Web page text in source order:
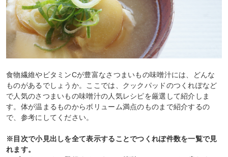
食物繊維やビタミンCが豊富なさつまいもの味噌汁には、どんな
ものがあるでしょうか。ここでは、クックパッドのつくれぽなど
で人気のさつまいもの味噌汁の人気レシピを厳選して紹介しま
す。体が温まるものからボリューム満点のものまで紹介するの
で、参考にしてください。
※目次で小見出しを全て表示することでつくれぽ件数を一覧で見
れます。